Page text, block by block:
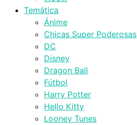
Temática
Ánime
Chicas Super Poderosas
DC
Disney
Dragon Ball
Fútbol
Harry Potter
Hello Kitty
Looney Tunes